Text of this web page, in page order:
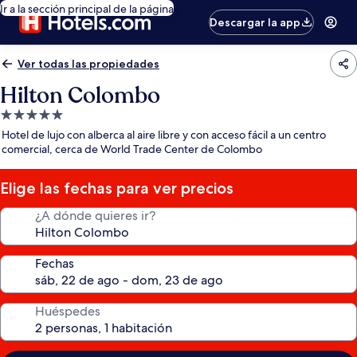
Ir a la sección principal de la página
Descargar la app
Ver todas las propiedades
Hilton Colombo
Propiedad
de
5.0
estrellas
Hotel de lujo con alberca al aire libre y con acceso fácil a un centro
comercial, cerca de World Trade Center de Colombo
Elige las fechas para ver precios
¿A dónde quieres ir?
Fechas
Huéspedes